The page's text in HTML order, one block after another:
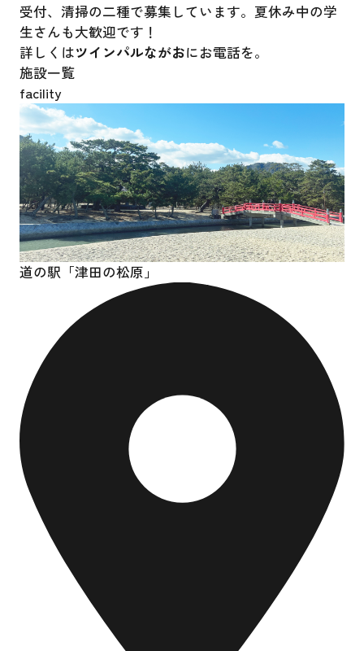
受付、清掃の二種で募集しています。夏休み中の学
生さんも大歓迎です！
詳しくはツインパルながおにお電話を。
施設一覧
facility
道の駅「津田の松原」